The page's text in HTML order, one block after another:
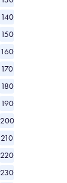
140
150
160
170
180
190
200
210
220
230